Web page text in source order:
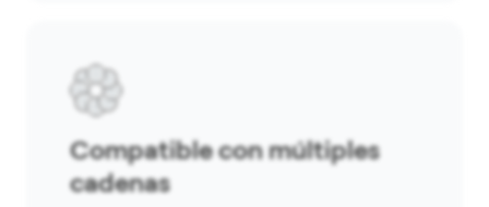
Compatible con múltiples
cadenas